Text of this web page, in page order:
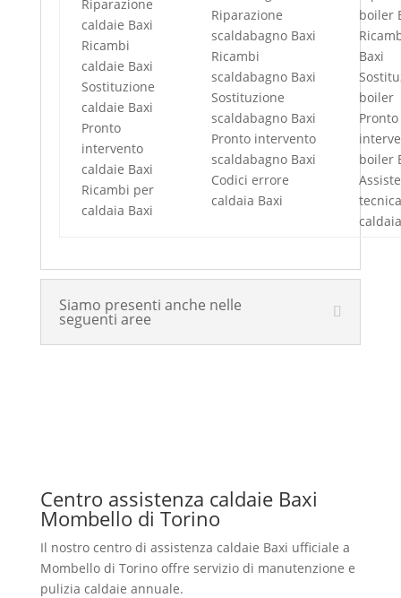
Riparazione
caldaie Baxi
Ricambi
caldaie Baxi
Sostituzione
caldaie Baxi
Pronto
intervento
caldaie Baxi
Ricambi per
caldaia Baxi
Riparazione
scaldabagno Baxi
Ricambi
scaldabagno Baxi
Sostituzione
scaldabagno Baxi
Pronto intervento
scaldabagno Baxi
Codici errore
caldaia Baxi
boiler
Baxi
boiler
Pronto
boiler
tecnica
Siamo presenti anche nelle
seguenti aree
Centro assistenza caldaie Baxi
Mombello di Torino
Il nostro centro di assistenza caldaie Baxi ufficiale a
Mombello di Torino offre servizio di manutenzione e
pulizia caldaie annuale.